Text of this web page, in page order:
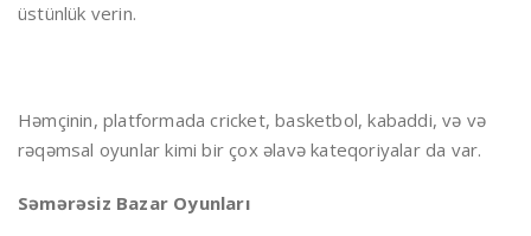
üstünlük verin.
Həmçinin, platformada cricket, basketbol, kabaddi, və və
rəqəmsal oyunlar kimi bir çox əlavə kateqoriyalar da var.
Səmərəsiz Bazar Oyunları